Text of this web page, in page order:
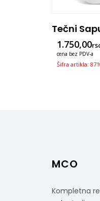
1.750,00
cena bez PDV-a
Šifra artikla:
MCO
Kompletna